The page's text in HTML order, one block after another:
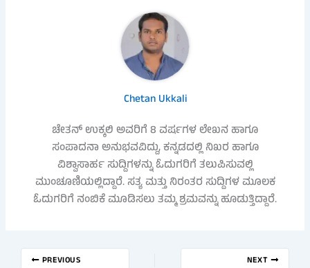
Chetan Ukkali
ಚೇತನ್ ಉಕ್ಕಲಿ ಅವರಿಗೆ 8 ವರ್ಷಗಳ ಲೇಖನ ಹಾಗೂ
ಸಂಪಾದನಾ ಅನುಭವವಿದ್ದು, ಕನ್ನಡದಲ್ಲಿ ನಿಖರ ಹಾಗೂ
ವಿಶ್ವಾಸಾರ್ಹ ಸುದ್ದಿಗಳನ್ನು ಓದುಗರಿಗೆ ತಲುಪಿಸುವಲ್ಲಿ
ಮುಂಚೂಣಿಯಲ್ಲಿದ್ದಾರೆ. ಸತ್ಯ ಮತ್ತು ನಿರಂತರ ಸುದ್ದಿಗಳ ಮೂಲಕ
ಓದುಗರಿಗೆ ನಂಬಿಕೆ ಮೂಡಿಸಲು ತಮ್ಮ ಶ್ರಮವನ್ನು ಹೂಡುತ್ತಿದ್ದಾರೆ.
PREVIOUS NEXT